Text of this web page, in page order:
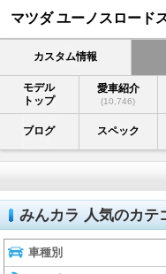
マツダ ユーノスロード
カスタム情報
モデル
トップ
愛車紹介
(10,746)
ブログ スペック
みんカラ 人気のカテ
車種別